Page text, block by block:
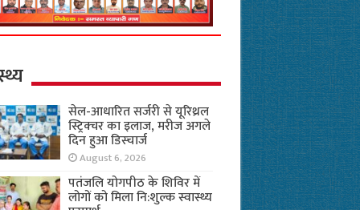
सेल-आधारित सर्जरी से यूरिथ्रल
स्ट्रिक्चर का इलाज, मरीज अगले
दिन हुआ डिस्चार्ज
August 6, 2026
पतंजलि योगपीठ के शिविर में
लोगों को मिला नि:शुल्क स्वास्थ्य